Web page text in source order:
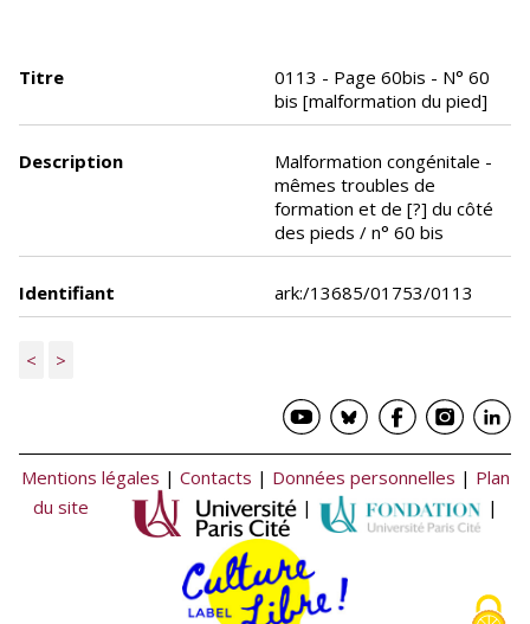
Titre
0113 - Page 60bis - N° 60
bis [malformation du pied]
Description
Malformation congénitale -
mêmes troubles de
formation et de [?] du côté
des pieds / n° 60 bis
Identifiant ark:/13685/01753/0113
< >
Mentions légales | Contacts | Données personnelles | Plan
du site
| |